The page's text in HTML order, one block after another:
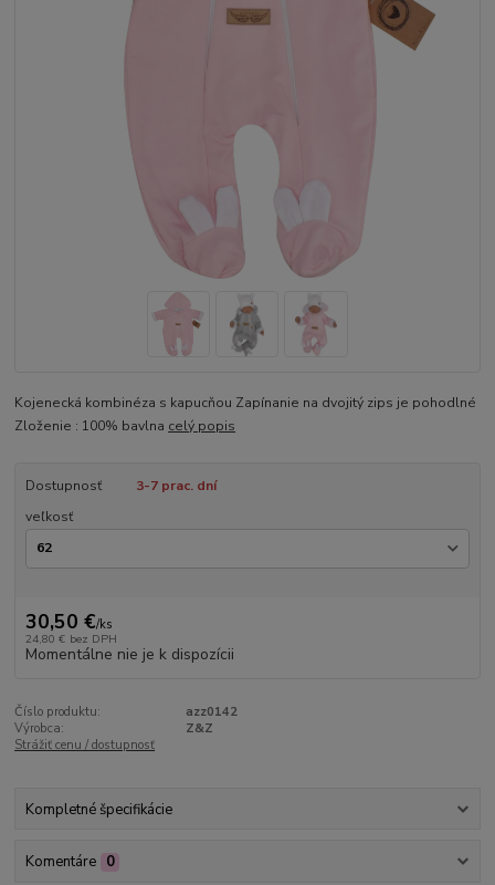
Kojenecká kombinéza s kapucňou Zapínanie na dvojitý zips je pohodlné
Zloženie : 100% bavlna celý popis
Dostupnosť
3-7 prac. dní
veľkosť
30,50 €/ks
24,80 € bez DPH
Momentálne nie je k dispozícii
Číslo produktu:
azz0142
Výrobca:
Z&Z
Strážiť cenu / dostupnosť
Kompletné špecifikácie
Komentáre 0